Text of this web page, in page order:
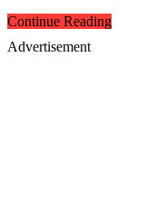
Continue Reading
Advertisement